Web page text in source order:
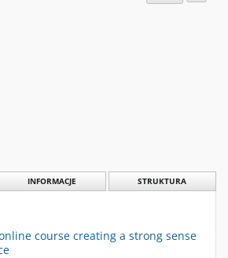
INFORMACJE STRUKTURA
course creating a strong sense